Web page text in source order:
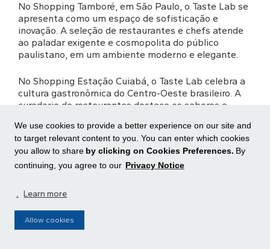
We use cookies to provide a better experience on our site and
to target relevant content to you. You can enter which cookies
you allow to share by clicking on Cookies Preferences. By
continuing, you agree to our Privacy Notice
. Learn more
Allow cookies
No Shopping Tamboré, em São Paulo, o Taste Lab se
apresenta como um espaço de sofisticação e
inovação. A seleção de restaurantes e chefs atende
ao paladar exigente e cosmopolita do público
paulistano, em um ambiente moderno e elegante.
No Shopping Estação Cuiabá, o Taste Lab celebra a
cultura gastronômica do Centro-Oeste brasileiro. A
curadoria de restaurantes destaca os sabores e
autêntica em um espaço que honra as tradições
locais e abraça tendências contemporâneas.
Em cada localidade, adaptamos cuidadosamente
público local. Esta personalização garante que cada
um reflexo da comunidade em que está inserido.